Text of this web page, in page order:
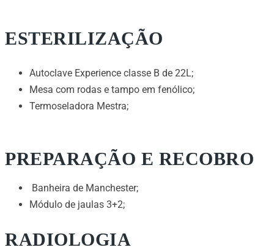
ESTERILIZAÇÃO
Autoclave Experience classe B de 22L;
Mesa com rodas e tampo em fenólico;
Termoseladora Mestra;
PREPARAÇÃO E RECOBRO
Banheira de Manchester;
Módulo de jaulas 3+2;
RADIOLOGIA